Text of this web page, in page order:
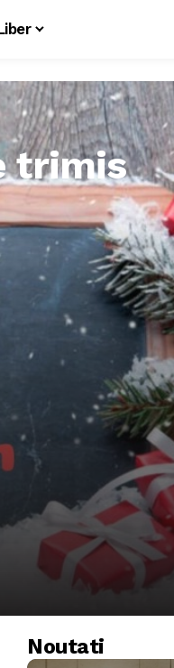
trimis
Noutati